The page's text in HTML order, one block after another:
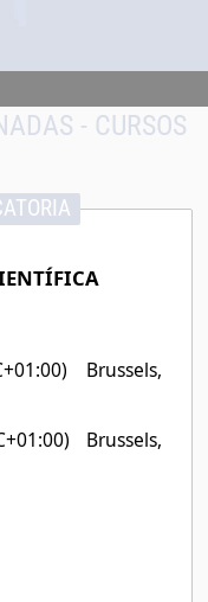
- CURSOS
Brussels,
Brussels,